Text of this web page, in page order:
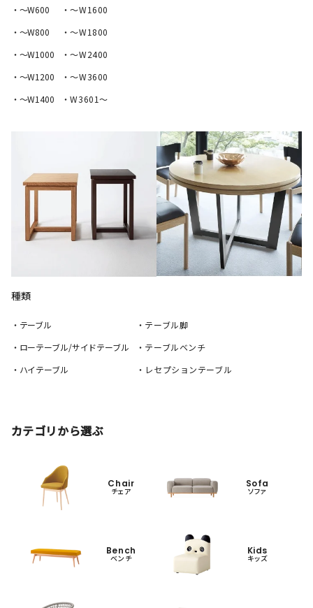
・〜W600
・〜W800
・〜W1000
・〜W1200
・〜W1400
・〜W1600
・〜W1800
・〜W2400
・〜W3600
・W3601～
種類
・テーブル
・ローテーブル/サイドテーブル
・ハイテーブル
・テーブル脚
・テーブルベンチ
・レセプションテーブル
カテゴリから選ぶ
Chair
チェア
Sofa
ソファ
Bench
ベンチ
Kids
キッズ